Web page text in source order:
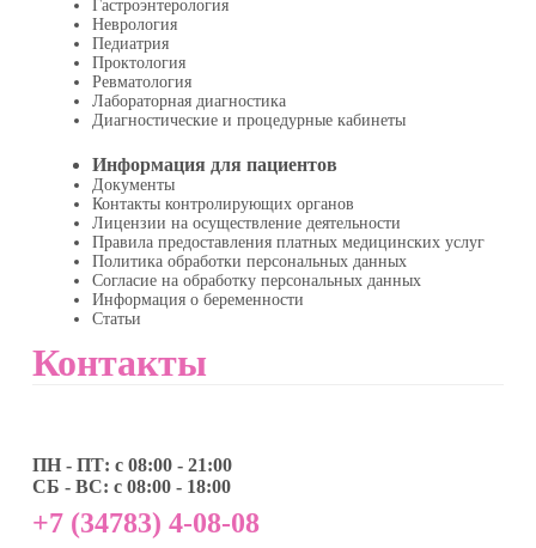
Гастроэнтерология
Неврология
Педиатрия
Проктология
Ревматология
Лабораторная диагностика
Диагностические и процедурные кабинеты
Информация для пациентов
Документы
Контакты контролирующих органов
Лицензии на осуществление деятельности
Правила предоставления платных медицинских услуг
Политика обработки персональных данных
Согласие на обработку персональных данных
Информация о беременности
Статьи
Контакты
ПН - ПТ: с 08:00 - 21:00
СБ - ВС: с 08:00 - 18:00
+7 (34783) 4-08-08